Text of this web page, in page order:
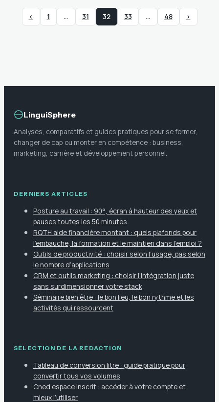
‹ 1 … 31 32 33 … 48 ›
LinguiSphere
Analyses, comparatifs et guides pratiques pour se former,
changer de cap ou monter en compétence : business,
marketing, carrière et développement personnel.
DERNIERS ARTICLES
Posture au travail : 90°, écran à hauteur des yeux et
pauses toutes les 50 minutes
RQTH aide financière montant : quels plafonds pour
l’embauche, la formation et le maintien dans l’emploi ?
Outils de productivité : choisir selon l’usage, pas selon
le nombre d’applications
CRM et outils marketing : choisir l’intégration juste
sans surdimensionner votre stack
Séminaire bien être : le bon lieu, le bon rythme et les
activités qui ressourcent
SÉLECTION DE LA RÉDACTION
Tableau de conversion litre : guide pratique pour
convertir tous vos volumes
Cned espace inscrit : accéder à votre compte et
mieux l’utiliser